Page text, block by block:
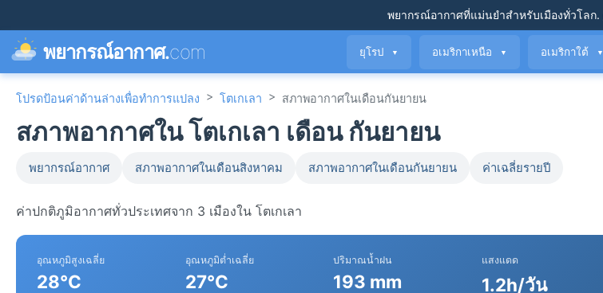
พยากรณ์อากาศที่แม่นยำสำหรับเมืองทั่วโลก.
พยากรณ์อากาศ.com ยุโรป ▼ อเมริกาเหนือ ▼ อเมริกาใต้ ▼
โปรดป้อนค่าด้านล่างเพื่อทำการแปลง > โตเกเลา > สภาพอากาศในเดือนกันยายน
สภาพอากาศใน โตเกเลา เดือน กันยายน
พยากรณ์อากาศ สภาพอากาศในเดือนสิงหาคม สภาพอากาศในเดือนกันยายน ค่าเฉลี่ยรายปี
ค่าปกติภูมิอากาศทั่วประเทศจาก 3 เมืองใน โตเกเลา
อุณหภูมิสูงเฉลี่ย
28°C
อุณหภูมิต่ำเฉลี่ย
27°C
ปริมาณน้ำฝน
193 mm
แสงแดด
1.2h/วัน